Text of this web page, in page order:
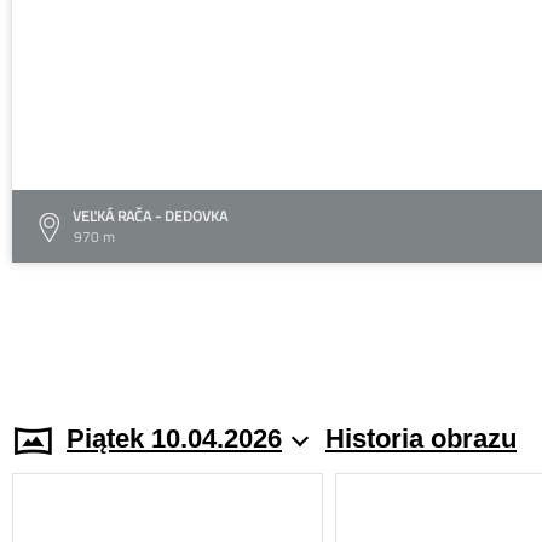
VEĽKÁ RAČA - DEDOVKA
970 m
Piątek 10.04.2026 Historia obrazu